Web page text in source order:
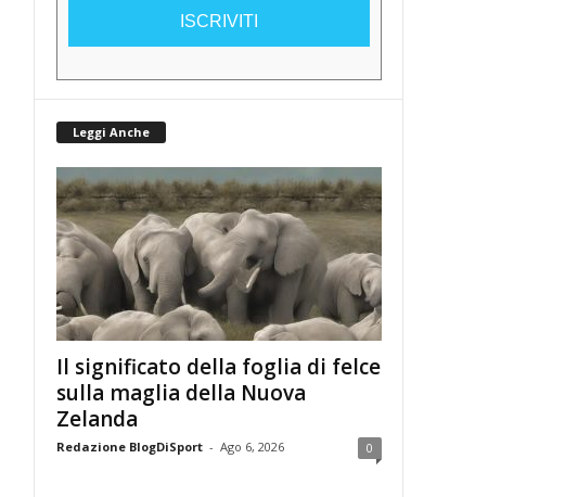
ISCRIVITI
Leggi Anche
Il significato della foglia di felce
sulla maglia della Nuova
Zelanda
Redazione BlogDiSport - Ago 6, 2026 0